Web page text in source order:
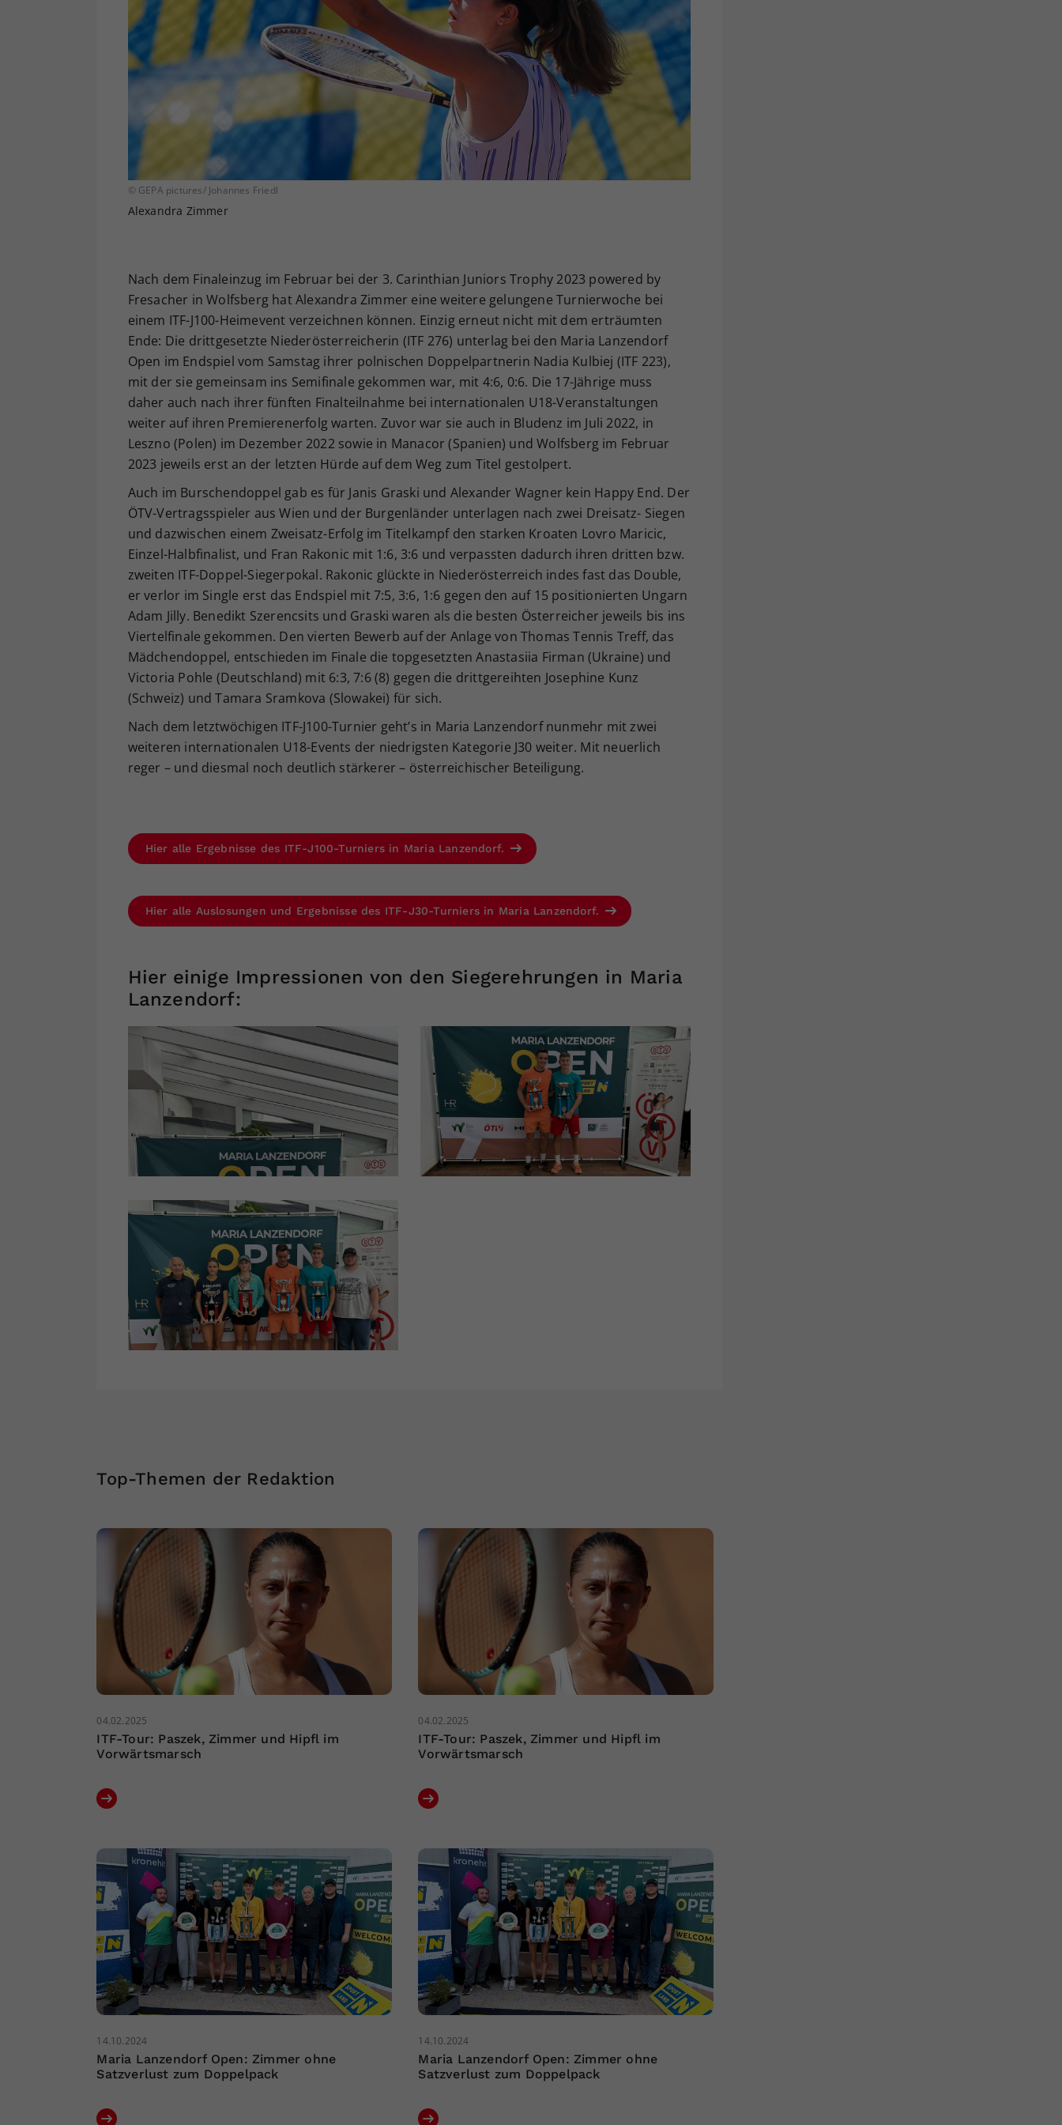
© GEPA pictures/ Johannes Friedl
Alexandra Zimmer
Nach dem Finaleinzug im Februar bei der 3. Carinthian Juniors Trophy 2023 powered by
Fresacher in Wolfsberg hat Alexandra Zimmer eine weitere gelungene Turnierwoche bei
einem ITF-J100-Heimevent verzeichnen können. Einzig erneut nicht mit dem erträumten
Ende: Die drittgesetzte Niederösterreicherin (ITF 276) unterlag bei den Maria Lanzendorf
Open im Endspiel vom Samstag ihrer polnischen Doppelpartnerin Nadia Kulbiej (ITF 223),
mit der sie gemeinsam ins Semifinale gekommen war, mit 4:6, 0:6. Die 17-Jährige muss
daher auch nach ihrer fünften Finalteilnahme bei internationalen U18-Veranstaltungen
weiter auf ihren Premierenerfolg warten. Zuvor war sie auch in Bludenz im Juli 2022, in
Leszno (Polen) im Dezember 2022 sowie in Manacor (Spanien) und Wolfsberg im Februar
2023 jeweils erst an der letzten Hürde auf dem Weg zum Titel gestolpert.
Auch im Burschendoppel gab es für Janis Graski und Alexander Wagner kein Happy End. Der
ÖTV-Vertragsspieler aus Wien und der Burgenländer unterlagen nach zwei Dreisatz- Siegen
und dazwischen einem Zweisatz-Erfolg im Titelkampf den starken Kroaten Lovro Maricic,
Einzel-Halbfinalist, und Fran Rakonic mit 1:6, 3:6 und verpassten dadurch ihren dritten bzw.
zweiten ITF-Doppel-Siegerpokal. Rakonic glückte in Niederösterreich indes fast das Double,
er verlor im Single erst das Endspiel mit 7:5, 3:6, 1:6 gegen den auf 15 positionierten Ungarn
Adam Jilly. Benedikt Szerencsits und Graski waren als die besten Österreicher jeweils bis ins
Viertelfinale gekommen. Den vierten Bewerb auf der Anlage von Thomas Tennis Treff, das
Mädchendoppel, entschieden im Finale die topgesetzten Anastasiia Firman (Ukraine) und
Victoria Pohle (Deutschland) mit 6:3, 7:6 (8) gegen die drittgereihten Josephine Kunz
(Schweiz) und Tamara Sramkova (Slowakei) für sich.
Nach dem letztwöchigen ITF-J100-Turnier geht’s in Maria Lanzendorf nunmehr mit zwei
weiteren internationalen U18-Events der niedrigsten Kategorie J30 weiter. Mit neuerlich
reger – und diesmal noch deutlich stärkerer – österreichischer Beteiligung.
Hier alle Ergebnisse des ITF-J100-Turniers in Maria Lanzendorf.
Hier alle Auslosungen und Ergebnisse des ITF-J30-Turniers in Maria Lanzendorf.
Hier einige Impressionen von den Siegerehrungen in Maria
Lanzendorf:
Top-Themen der Redaktion
04.02.2025
ITF-Tour: Paszek, Zimmer und Hipfl im
Vorwärtsmarsch
04.02.2025
ITF-Tour: Paszek, Zimmer und Hipfl im
Vorwärtsmarsch
14.10.2024
Maria Lanzendorf Open: Zimmer ohne
Satzverlust zum Doppelpack
14.10.2024
Maria Lanzendorf Open: Zimmer ohne
Satzverlust zum Doppelpack
Ihrer vorgenommen Einstellungen, falls der
Webseiten-Betreiber dies eingestellt hat.